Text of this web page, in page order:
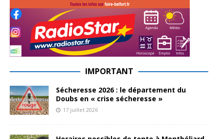
IMPORTANT
Sécheresse 2026 : le département du
Doubs en « crise sécheresse »
17 juillet 2026